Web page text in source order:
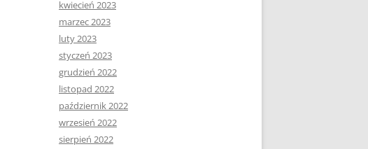
kwiecień 2023
marzec 2023
luty 2023
styczeń 2023
grudzień 2022
listopad 2022
październik 2022
wrzesień 2022
sierpień 2022